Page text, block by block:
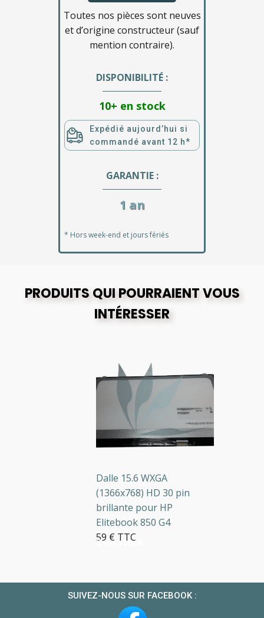
Toutes nos pièces sont neuves
et d’origine constructeur (sauf
mention contraire).
DISPONIBILITÉ :
10+ en stock
Expédié aujourd’hui si
commandé avant 12 h*
GARANTIE :
1 an
* Hors week-end et jours fériés
PRODUITS QUI POURRAIENT VOUS
INTÉRESSER
2 en stock
Dalle 15.6 WXGA
(1366x768) HD 30 pin
brillante pour HP
Elitebook 850 G4
59 € TTC
SUIVEZ-NOUS SUR FACEBOOK :